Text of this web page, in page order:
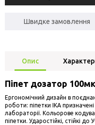
Швидке замовлення
Опис
Піпет дозатор
Ергономічний дизайн в
роботи: піпетки IKA призначені
лабораторії. Кольорове
піпетки. Ударостійкі, стійкі